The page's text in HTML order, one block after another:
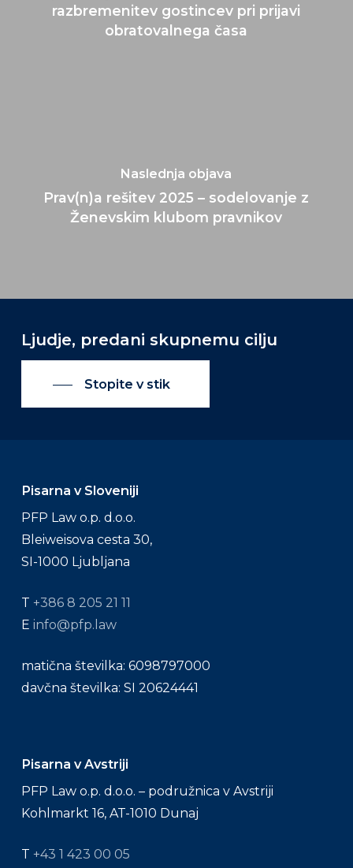
razbremenitev gostincev pri prijavi
obratovalnega časa
Naslednja objava
Prav(n)a rešitev 2025 – sodelovanje z
Ženevskim klubom pravnikov
Ljudje, predani skupnemu cilju
Stopite v stik
Pisarna v Sloveniji
PFP Law o.p. d.o.o.
Bleiweisova cesta 30,
SI-1000 Ljubljana
T +386 8 205 21 11
E info@pfp.law
matična številka: 6098797000
davčna številka: SI 20624441
Pisarna v Avstriji
PFP Law o.p. d.o.o. – podružnica v Avstriji
Kohlmarkt 16, AT-1010 Dunaj
T +43 1 423 00 05